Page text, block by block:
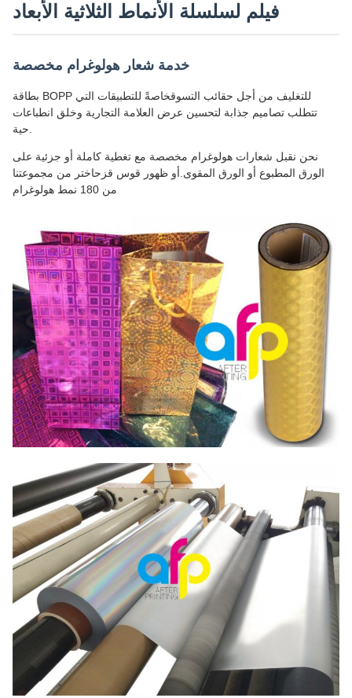
فيلم لسلسلة الأنماط الثلاثية الأبعاد
خدمة شعار هولوغرام مخصصة
بطاقة BOPP للتغليف من أجل حقائب التسوقخاصةً للتطبيقات التي
تتطلب تصاميم جذابة لتحسين عرض العلامة التجارية وخلق انطباعات
نحن نقبل شعارات هولوغرام مخصصة مع تغطية كاملة أو جزئية على
الورق المطبوع أو الورق المقوى.أو ظهور قوس قزحاختر من مجموعتنا
من 180 نمط هولوغرام